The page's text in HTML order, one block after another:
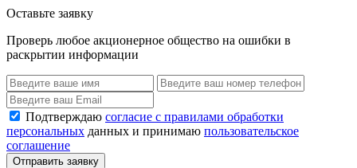
Оставьте заявку
Проверь любое акционерное общество на ошибки в
раскрытии информации
Подтверждаю согласие с правилами обработки
персональных данных и принимаю пользовательское
соглашение
Отправить заявку